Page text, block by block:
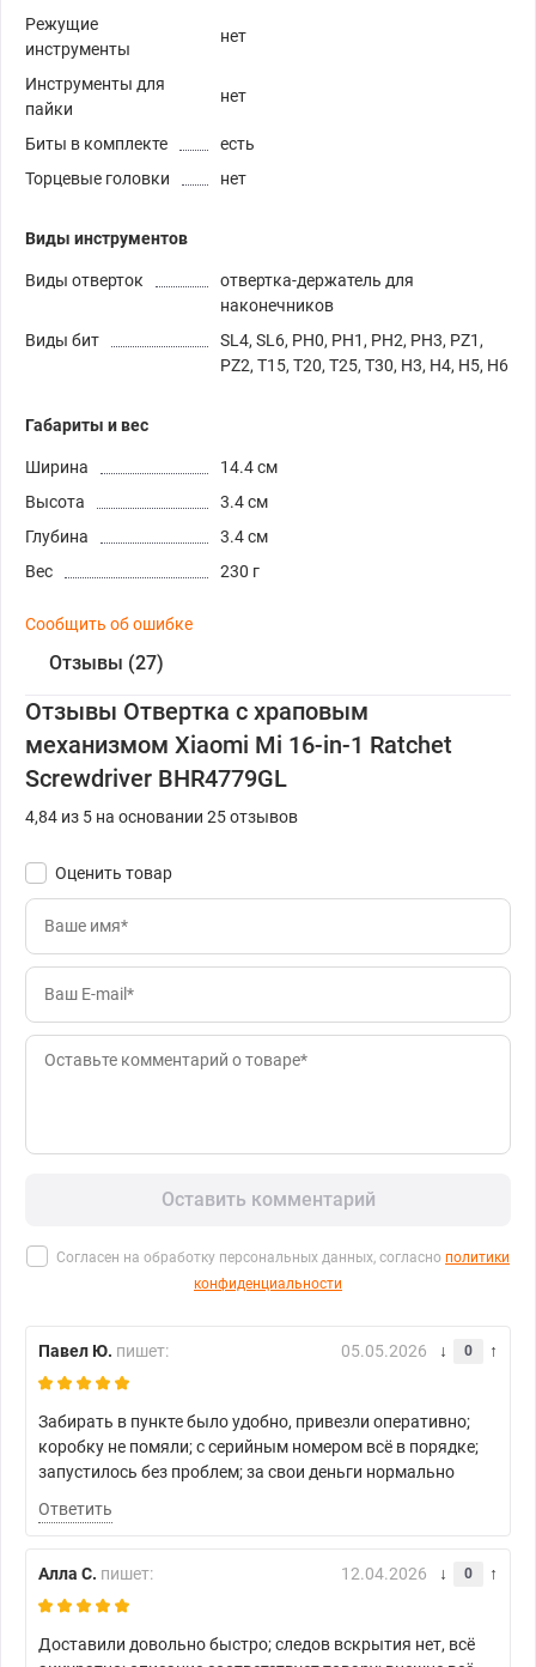
Режущие
инструменты
нет
Инструменты для
пайки
нет
Биты в комплекте
есть
Торцевые головки
нет
Виды инструментов
Виды отверток
отвертка-держатель для
наконечников
Виды бит
SL4, SL6, PH0, PH1, PH2, PH3, PZ1,
PZ2, T15, T20, T25, T30, H3, H4, H5, H6
Габариты и вес
Ширина
14.4 см
Высота
3.4 см
Глубина
3.4 см
Вес
230 г
Сообщить об ошибке
Отзывы (27)
Отзывы Отвертка с храповым
механизмом Xiaomi Mi 16-in-1 Ratchet
Screwdriver BHR4779GL
4,84 из 5 на основании 25 отзывов
Оценить товар
Оставить комментарий
Согласен на обработку персональных данных, согласно политики
конфиденциальности
Павел Ю. пишет: 05.05.2026 0
Забирать в пункте было удобно, привезли оперативно;
коробку не помяли; с серийным номером всё в порядке;
запустилось без проблем; за свои деньги нормально
Ответить
Алла С. пишет: 12.04.2026 0
Доставили довольно быстро; следов вскрытия нет, всё